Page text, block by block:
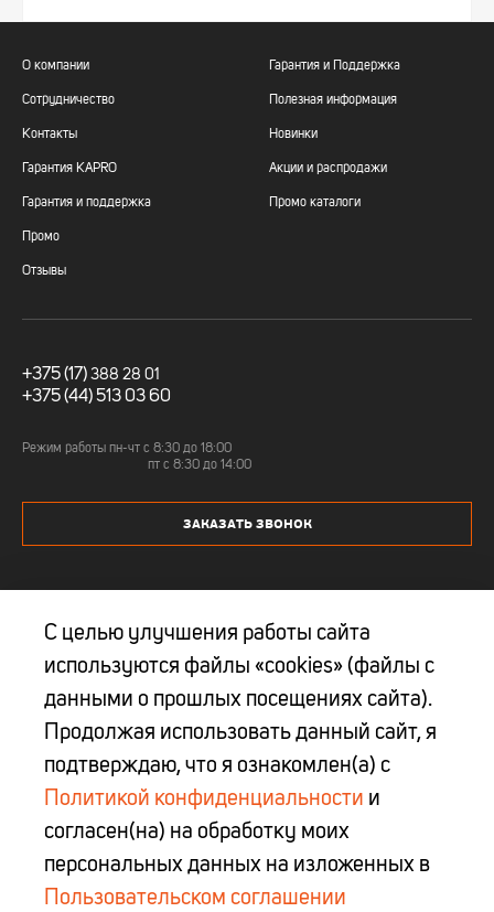
О компании
Сотрудничество
Контакты
Гарантия KAPRO
Гарантия и поддержка
Промо
Отзывы
Гарантия и Поддержка
Полезная информация
Новинки
Акции и распродажи
Промо каталоги
+375 (17) 388 28 01
+375 (44) 513 03 60
Режим работы пн-чт c 8:30 до 18:00
пт с 8:30 до 14:00
ЗАКАЗАТЬ ЗВОНОК
Юр. адрес: 223027 Минская обл, Минский р-н, Боровлянский с/с, д. Королев
Стан, ул. Московская, д.1А, 2 этаж,каб.16
ООО "БелЦентроИнструмент" УНП 690660424
Свидетельство № 0002866 выдано Миноблисполкомом 18.12.2014 г.
С целью улучшения работы сайта
используются файлы «cookies» (файлы с
данными о прошлых посещениях сайта).
Продолжая использовать данный сайт, я
подтверждаю, что я ознакомлен(а) с
Политикой конфиденциальности и
согласен(на) на обработку моих
персональных данных на изложенных в
Пользовательском соглашении